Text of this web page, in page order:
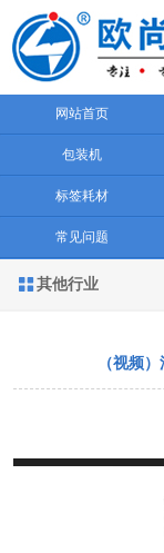
网站首页
包装机
标签耗材
常见问题
 其他行业
（视频